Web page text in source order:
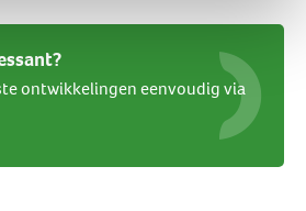
ontwikkelingen eenvoudig via